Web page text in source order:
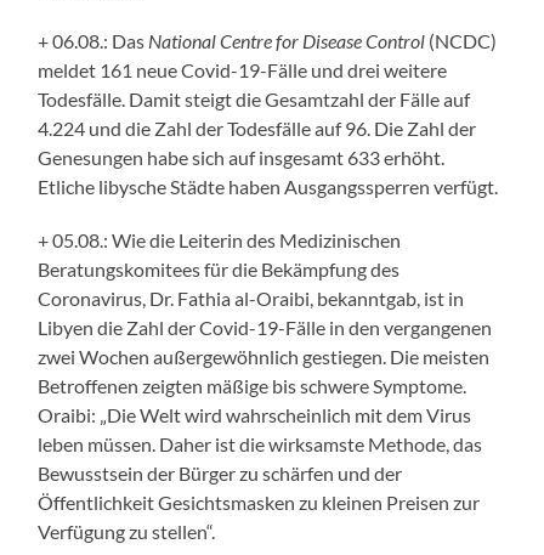
+ 06.08.: Das National Centre for Disease Control (NCDC)
meldet 161 neue Covid-19-Fälle und drei weitere
Todesfälle. Damit steigt die Gesamtzahl der Fälle auf
4.224 und die Zahl der Todesfälle auf 96. Die Zahl der
Genesungen habe sich auf insgesamt 633 erhöht.
Etliche libysche Städte haben Ausgangssperren verfügt.
+ 05.08.: Wie die Leiterin des Medizinischen
Beratungskomitees für die Bekämpfung des
Coronavirus, Dr. Fathia al-Oraibi, bekanntgab, ist in
Libyen die Zahl der Covid-19-Fälle in den vergangenen
zwei Wochen außergewöhnlich gestiegen. Die meisten
Betroffenen zeigten mäßige bis schwere Symptome.
Oraibi: „Die Welt wird wahrscheinlich mit dem Virus
leben müssen. Daher ist die wirksamste Methode, das
Bewusstsein der Bürger zu schärfen und der
Öffentlichkeit Gesichtsmasken zu kleinen Preisen zur
Verfügung zu stellen“.